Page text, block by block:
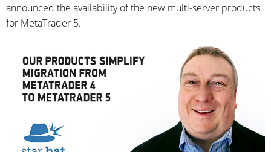
announced the availability of the new multi-server products
for MetaTrader 5.